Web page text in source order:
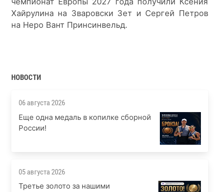
Хайрулина на Зваровски Зет и Сергей Петров
на Неро Вант Принсинвельд.
НОВОСТИ
06 августа 2026
Еще одна медаль в копилке сборной
России!
05 августа 2026
Третье золото за нашими